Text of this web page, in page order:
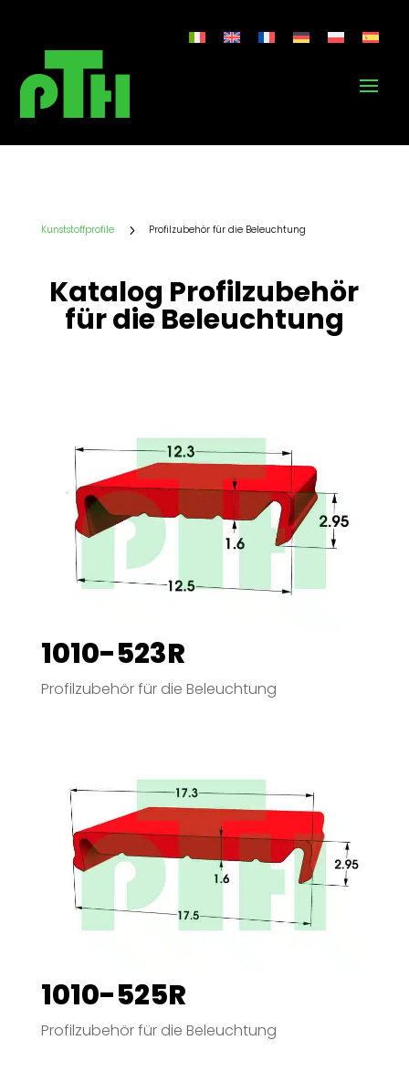
Kunststoffprofile 5 Profilzubehör für die Beleuchtung
Katalog Profilzubehör
für die Beleuchtung
1010-523R
Profilzubehör für die Beleuchtung
1010-525R
Profilzubehör für die Beleuchtung